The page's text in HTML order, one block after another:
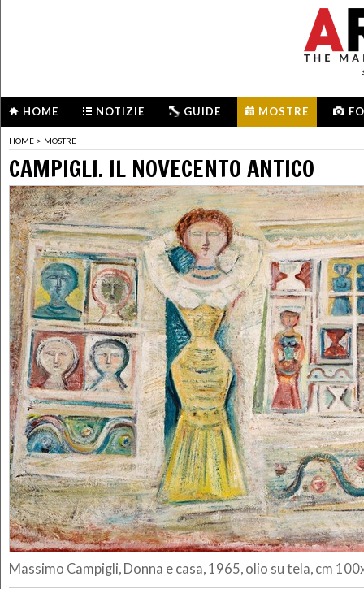
HOME NOTIZIE GUIDE MOSTRE
HOME > MOSTRE
CAMPIGLI. IL NOVECENTO ANTICO
Massimo Campigli, Donna e casa, 1965, olio su tela, cm